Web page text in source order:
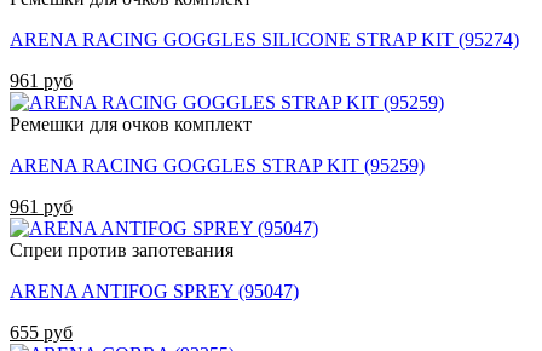
ARENA RACING GOGGLES SILICONE STRAP KIT (95274)
961 руб
Ремешки для очков комплект
ARENA RACING GOGGLES STRAP KIT (95259)
961 руб
Спреи против запотевания
ARENA ANTIFOG SPREY (95047)
655 руб